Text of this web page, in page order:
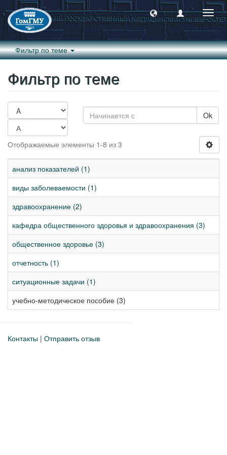
Фильтр по теме
Фильтр по теме
Ok
Отображаемые элементы 1-8 из 3
анализ показателей (1)
виды заболеваемости (1)
здравоохранение (2)
кафедра общественного здоровья и здравоохранения (3)
общественное здоровье (3)
отчетность (1)
ситуационные задачи (1)
учебно-методическое пособие (3)
Контакты | Отправить отзыв